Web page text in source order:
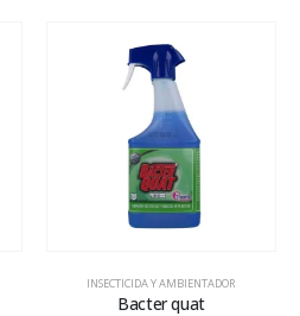
INSECTICIDA Y AMBIENTADOR
Bacter quat